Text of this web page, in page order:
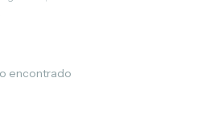
encontrado